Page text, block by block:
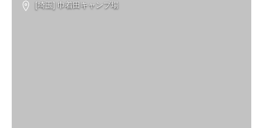
[埼玉] 巾着田キャンプ場